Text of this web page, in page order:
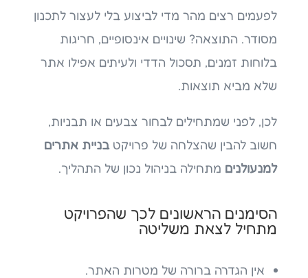
לפעמים רצים מהר מדי לביצוע בלי לעצור לתכנון
מסודר. התוצאה? שינויים אינסופיים, חריגות
בלוחות זמנים, תסכול הדדי ולעיתים אפילו אתר
שלא מביא תוצאות.
לכן, לפני שמתחילים לבחור צבעים או תבניות,
חשוב להבין שהצלחה של פרויקט בניית אתרים
למנעולנים מתחילה בניהול נכון של התהליך.
הסימנים הראשונים לכך שהפרויקט
מתחיל לצאת משליטה
אין הגדרה ברורה של מטרות האתר.